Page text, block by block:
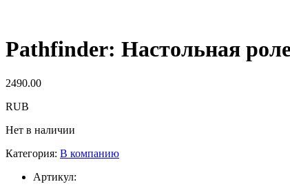
Pathfinder: Настольная
2490.00
RUB
Нет в наличии
Категория: В компанию
Артикул: